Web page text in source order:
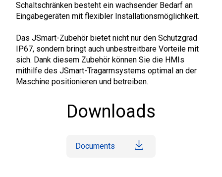
Schaltschränken besteht ein wachsender Bedarf an
Eingabegeräten mit flexibler Installationsmöglichkeit.
Das JSmart-Zubehör bietet nicht nur den Schutzgrad
IP67, sondern bringt auch unbestreitbare Vorteile mit
sich. Dank diesem Zubehör können Sie die HMIs
mithilfe des JSmart-Tragarmsystems optimal an der
Maschine positionieren und betreiben.
Downloads
Documents